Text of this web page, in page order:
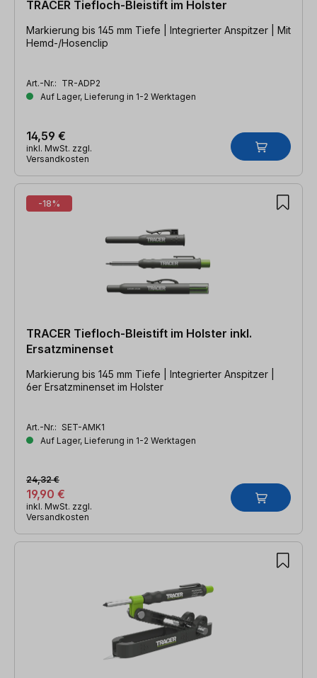
TRACER Tiefloch-Bleistift im Holster
Markierung bis 145 mm Tiefe | Integrierter Anspitzer | Mit
Hemd-/Hosenclip
Art.-Nr.: TR-ADP2
Auf Lager, Lieferung in 1-2 Werktagen
14,59 €
inkl. MwSt. zzgl.
Versandkosten
-18%
TRACER Tiefloch-Bleistift im Holster inkl.
Ersatzminenset
Markierung bis 145 mm Tiefe | Integrierter Anspitzer |
6er Ersatzminenset im Holster
Art.-Nr.: SET-AMK1
Auf Lager, Lieferung in 1-2 Werktagen
19,90 €
24,32 €
inkl. MwSt. zzgl.
Versandkosten